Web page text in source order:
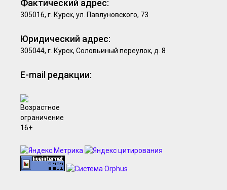
Фактический адрес:
305016, г. Курск, ул. Павлуновского, 73
Юридический адрес:
305044, г. Курск, Соловьиный переулок, д. 8
E-mail редакции: